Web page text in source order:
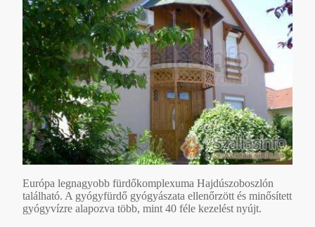
Európa legnagyobb fürdőkomplexuma Hajdúszoboszlón
található. A gyógyfürdő gyógyászata ellenőrzött és minősített
gyógyvízre alapozva több, mint 40 féle kezelést nyújt.